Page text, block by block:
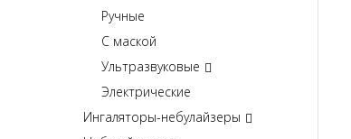
Ручные
С маской
Ультразвуковые
Электрические
Ингаляторы-небулайзеры